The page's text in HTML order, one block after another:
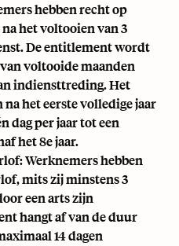
hebben recht op
het voltooien van 3
De entitlement wordt
voltooide maanden
indiensttreding. Het
het eerste volledige jaar
dag per jaar tot een
het 8e jaar.
Werknemers hebben
mits zij minstens 3
een arts zijn
hangt af van de duur
14 dagen